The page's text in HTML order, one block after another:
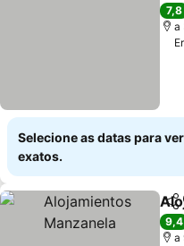
7,8
a
Selecione as datas para
exatos.
9,4
a